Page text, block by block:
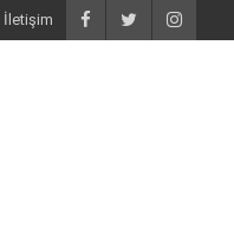
İletişim